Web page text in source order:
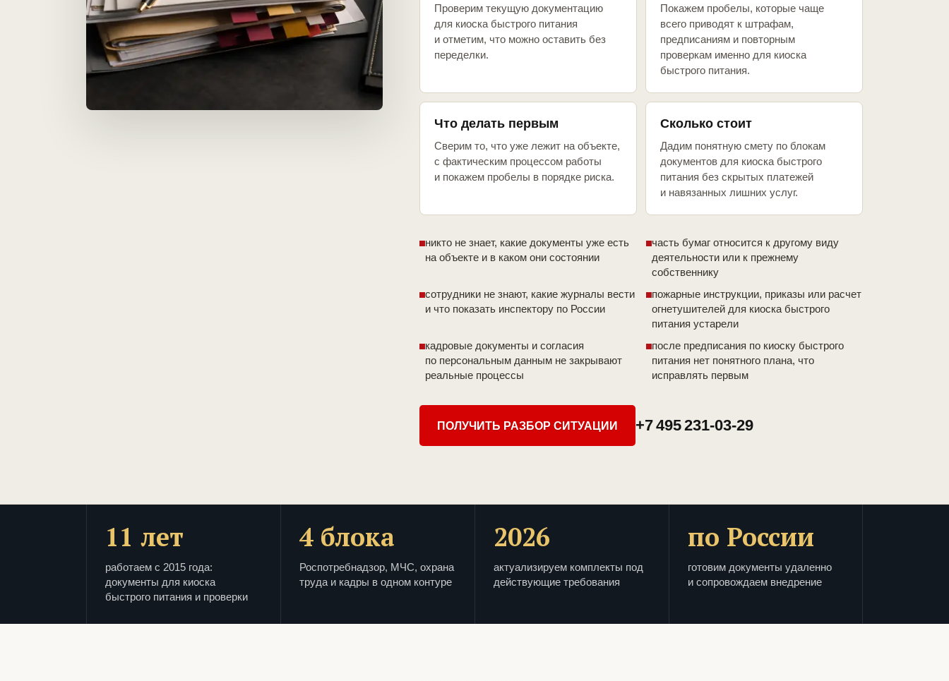
Проверим текущую документацию
для киоска быстрого питания
и отметим, что можно оставить без
переделки.
Покажем пробелы, которые чаще
всего приводят к штрафам,
предписаниям и повторным
проверкам именно для киоска
быстрого питания.
Что делать первым
Сверим то, что уже лежит на объекте,
с фактическим процессом работы
и покажем пробелы в порядке риска.
Сколько стоит
Дадим понятную смету по блокам
документов для киоска быстрого
питания без скрытых платежей
и навязанных лишних услуг.
никто не знает, какие документы уже есть
на объекте и в каком они состоянии
часть бумаг относится к другому виду
деятельности или к прежнему
собственнику
сотрудники не знают, какие журналы вести
и что показать инспектору по России
пожарные инструкции, приказы или расчет
огнетушителей для киоска быстрого
питания устарели
кадровые документы и согласия
по персональным данным не закрывают
реальные процессы
после предписания по киоску быстрого
питания нет понятного плана, что
исправлять первым
ПОЛУЧИТЬ РАЗБОР СИТУАЦИИ +7 495 231-03-29
11 лет
работаем с 2015 года:
документы для киоска
быстрого питания и проверки
4 блока
Роспотребнадзор, МЧС, охрана
труда и кадры в одном контуре
2026
актуализируем комплекты под
действующие требования
по России
готовим документы удаленно
и сопровождаем внедрение